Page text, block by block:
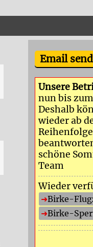
Email
Unsere
nun bis
Deshalb
wieder ab
schöne
Team
Wieder
Birke-
Birke-